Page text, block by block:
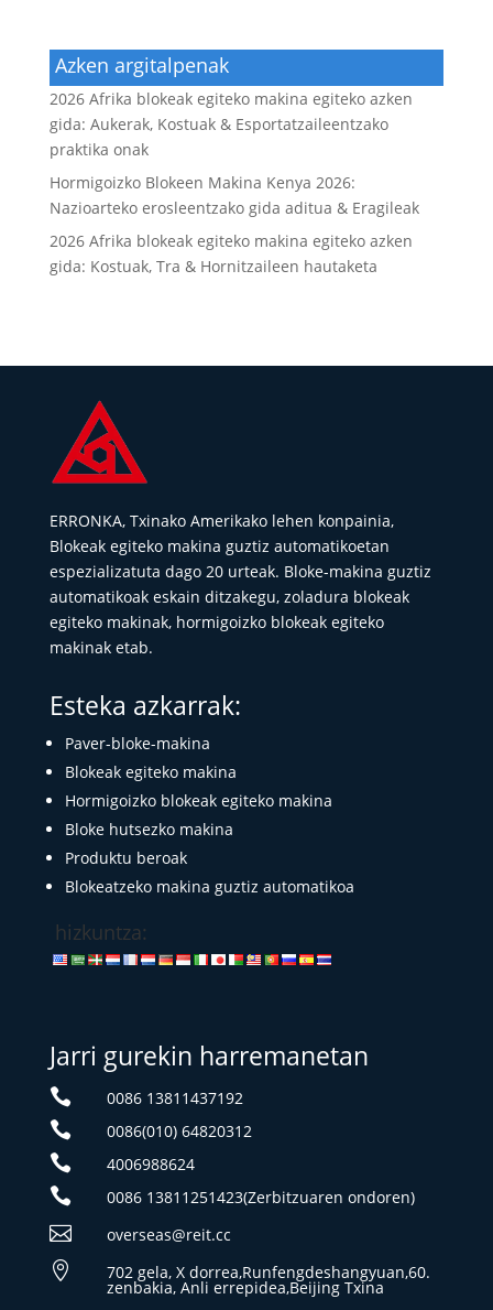
Azken argitalpenak
2026 Afrika blokeak egiteko makina egiteko azken
gida: Aukerak, Kostuak & Esportatzaileentzako
praktika onak
Hormigoizko Blokeen Makina Kenya 2026:
Nazioarteko erosleentzako gida aditua & Eragileak
2026 Afrika blokeak egiteko makina egiteko azken
gida: Kostuak, Tra & Hornitzaileen hautaketa
ERRONKA, Txinako Amerikako lehen konpainia,
Blokeak egiteko makina guztiz automatikoetan
espezializatuta dago 20 urteak. Bloke-makina guztiz
automatikoak eskain ditzakegu, zoladura blokeak
egiteko makinak, hormigoizko blokeak egiteko
makinak etab.
Esteka azkarrak:
Paver-bloke-makina
Blokeak egiteko makina
Hormigoizko blokeak egiteko makina
Bloke hutsezko makina
Produktu beroak
Blokeatzeko makina guztiz automatikoa
hizkuntza:
Jarri gurekin harremanetan
 0086 13811437192
 0086(010) 64820312
 4006988624
 0086 13811251423(Zerbitzuaren ondoren)
 overseas@reit.cc
 702 gela, X dorrea,Runfengdeshangyuan,60.
zenbakia, Anli errepidea,Beijing Txina